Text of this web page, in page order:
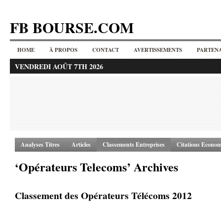
FB BOURSE.COM
HOME À PROPOS CONTACT AVERTISSEMENTS
VENDREDI AOÛT 7TH 2026
Analyses Titres Articles Classements Entreprises Citations
‘Opérateurs Telecoms’ Archives
Classement des Opérateurs Télécoms 2012